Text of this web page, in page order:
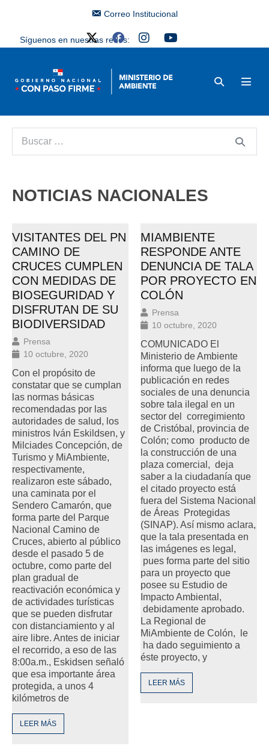
Correo Institucional
Síguenos en nuestras redes:
NOTICIAS NACIONALES
VISITANTES DEL PN
CAMINO DE
CRUCES CUMPLEN
CON MEDIDAS DE
BIOSEGURIDAD Y
DISFRUTAN DE SU
BIODIVERSIDAD
Prensa
10 octubre, 2020
Con el propósito de
constatar que se cumplan
las normas básicas
recomendadas por las
autoridades de salud, los
ministros Iván Eskildsen, y
Milciades Concepción, de
Turismo y MiAmbiente,
respectivamente,
realizaron este sábado,
una caminata por el
Sendero Camarón, que
forma parte del Parque
Nacional Camino de
Cruces, abierto al público
desde el pasado 5 de
octubre, como parte del
plan gradual de
reactivación económica y
de actividades turísticas
que se pueden disfrutar
con distanciamiento y al
aire libre. Antes de iniciar
el recorrido, a eso de las
8:00a.m., Eskidsen señaló
que esa importante área
protegida, a unos 4
kilómetros de
LEER MÁS
MIAMBIENTE
RESPONDE ANTE
DENUNCIA DE TALA
POR PROYECTO EN
COLÓN
Prensa
10 octubre, 2020
COMUNICADO El
Ministerio de Ambiente
informa que luego de la
publicación en redes
sociales de una denuncia
sobre tala ilegal en un
sector del corregimiento
de Cristóbal, provincia de
Colón; como producto de
la construcción de una
plaza comercial, deja
saber a la ciudadanía que
el citado proyecto está
fuera del Sistema Nacional
de Áreas Protegidas
(SINAP). Así mismo aclara,
que la tala presentada en
las imágenes es legal,
pues forma parte del sitio
para un proyecto que
posee su Estudio de
Impacto Ambiental,
debidamente aprobado.
La Regional de
MiAmbiente de Colón, le
ha dado seguimiento a
éste proyecto, y
LEER MÁS